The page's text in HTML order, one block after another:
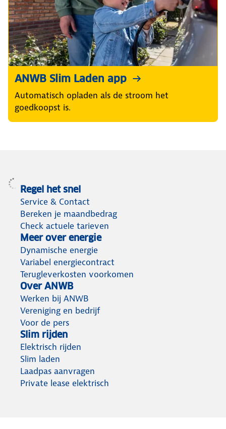
Laadpaal thuis via ANWB
Laadpunt voor thuis? Vraag een gratis offerte aan
voor aanschaf én installatie
ANWB Slim Laden app
Automatisch opladen als de stroom het
goedkoopst is.
Regel het snel
Service & Contact
Bereken je maandbedrag
Check actuele tarieven
Meer over energie
Dynamische energie
Variabel energiecontract